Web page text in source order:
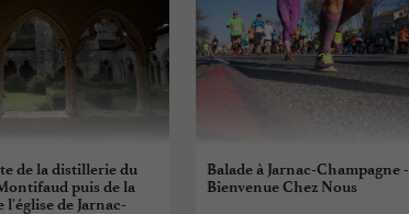
de la distillerie du
puis de la
l'église de Jarnac-
Balade à Jarnac-Champagne -
Bienvenue Chez Nous